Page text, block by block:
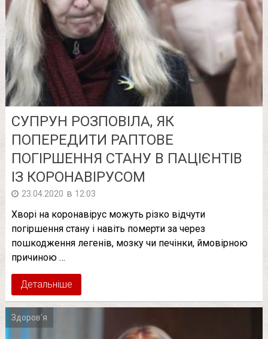
СУПРУН РОЗПОВІЛА, ЯК
ПОПЕРЕДИТИ РАПТОВЕ
ПОГІРШЕННЯ СТАНУ В ПАЦІЄНТІВ
ІЗ КОРОНАВІРУСОМ
23.04.2020 в 12:03
Хворі на коронавірус можуть різко відчути
погіршення стану і навіть померти за через
пошкодження легенів, мозку чи печінки, ймовірною
причиною …
Детальніше
Здоров'я